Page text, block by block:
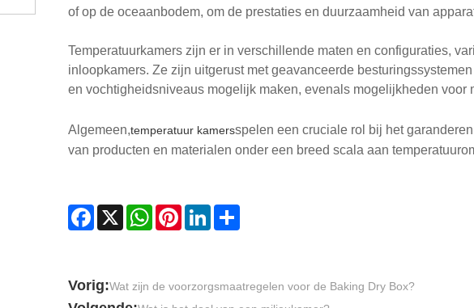
of op de oceaanbodem, om de prestaties en duurzaamheid van
Temperatuurkamers zijn er in verschillende maten en configuraties,
inloopkamers. Ze zijn uitgerust met geavanceerde
en vochtigheidsniveaus mogelijk maken, evenals mogelijkheden voor
Algemeen,temperatuur kamersspelen een cruciale rol bij het
van producten en materialen onder een breed scala aan
Facebook
X WhatsAppPinterestLinkedInShare
Vorig:Wat zijn de voorzorgsmaatregelen voor de Baking Dry Box?